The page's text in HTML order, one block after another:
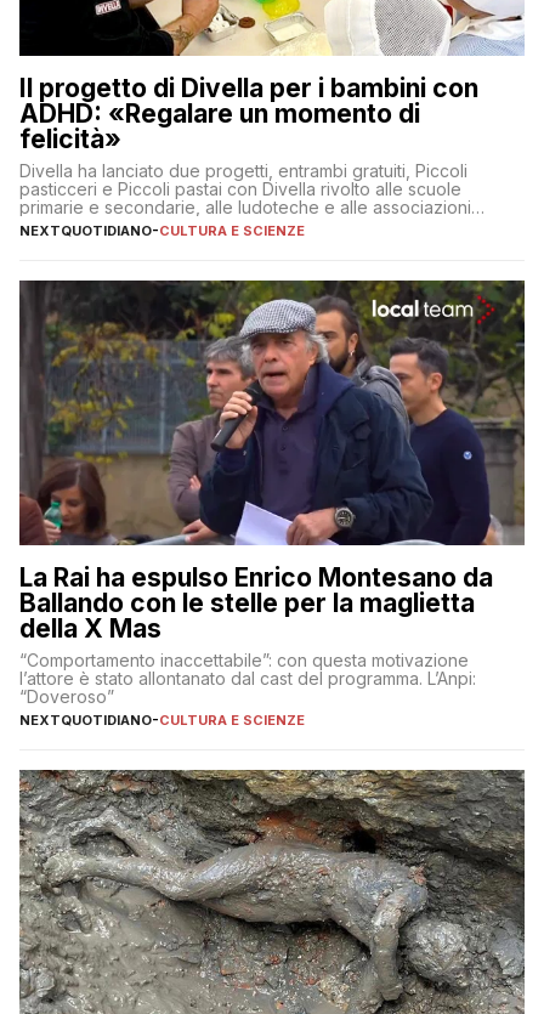
Il progetto di Divella per i bambini con
ADHD: «Regalare un momento di
felicità»
Divella ha lanciato due progetti, entrambi gratuiti, Piccoli
pasticceri e Piccoli pastai con Divella rivolto alle scuole
primarie e secondarie, alle ludoteche e alle associazioni
pugliesi che si occupano di bambini con ADHD
NEXTQUOTIDIANO-CULTURA E SCIENZE
La Rai ha espulso Enrico Montesano da
Ballando con le stelle per la maglietta
della X Mas
“Comportamento inaccettabile”: con questa motivazione
l’attore è stato allontanato dal cast del programma. L’Anpi:
“Doveroso”
NEXTQUOTIDIANO-CULTURA E SCIENZE